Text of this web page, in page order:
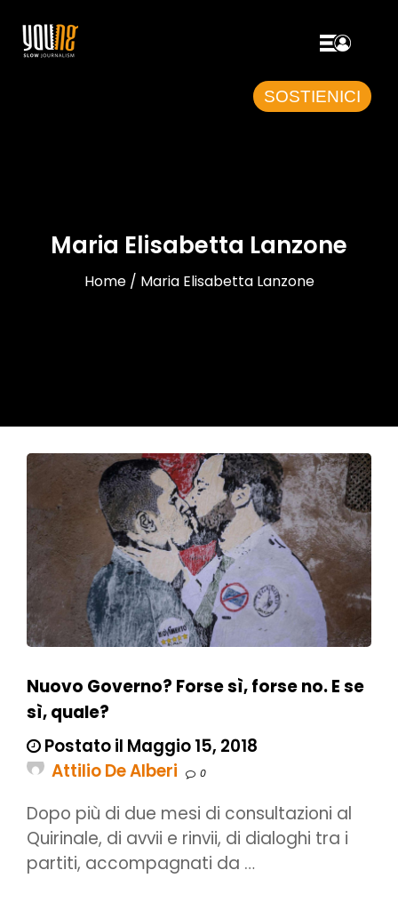
SOSTIENICI
Maria Elisabetta Lanzone
Home / Maria Elisabetta Lanzone
Nuovo Governo? Forse sì, forse no. E se
sì, quale?
Postato il Maggio 15, 2018
Attilio De Alberi
0
Dopo più di due mesi di consultazioni al
Quirinale, di avvii e rinvii, di dialoghi tra i
partiti, accompagnati da …